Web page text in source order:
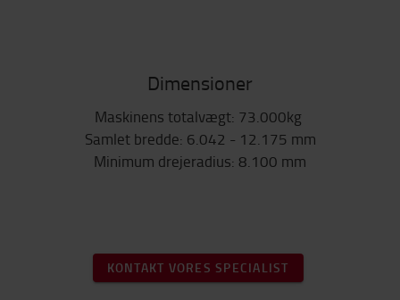
Dimensioner
Maskinens totalvægt: 73.000kg
Samlet bredde: 6.042 - 12.175 mm
Minimum drejeradius: 8.100 mm
KONTAKT VORES SPECIALIST